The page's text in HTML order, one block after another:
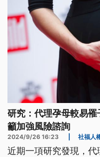
研究：代理孕母較易
籲加強風險諮詢
2024/9/26 16:23 社福人
近期一項研究發現，